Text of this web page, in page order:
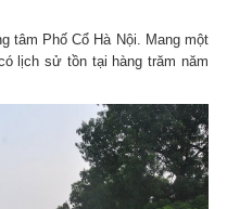
tâm Phố Cổ Hà Nội. Mang một
lịch sử tồn tại hàng trăm năm